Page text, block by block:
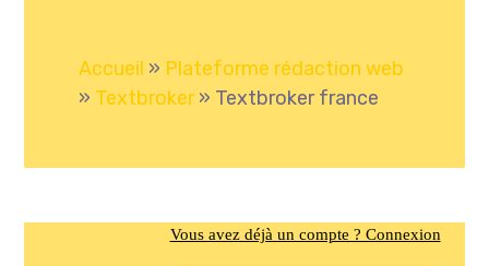
Accueil » Plateforme rédaction web
» Textbroker» Textbroker france
Vous avez déjà un compte ? Connexion